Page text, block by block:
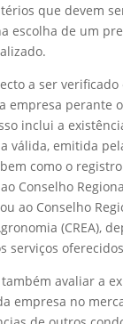
que devem
escolha de um
a ser verificado
empresa perante
inclui a
válida, emitida
como o
Conselho
ao Conselho
(CREA),
serviços
avaliar a
empresa no